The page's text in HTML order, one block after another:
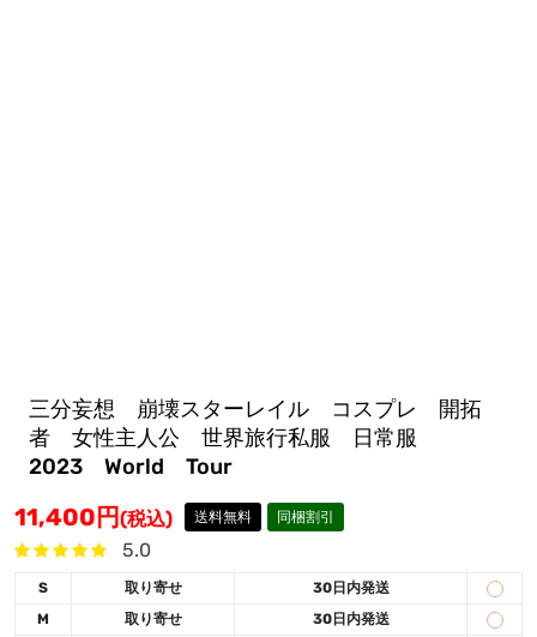
三分妄想 崩壊スターレイル コスプレ 開拓
者 女性主人公 世界旅行私服 日常服
2023 World Tour
11,400 円(税込) 送料無料 同梱割引
5.0
S 取り寄せ
30日内発送
M
取り寄せ
30日内発送